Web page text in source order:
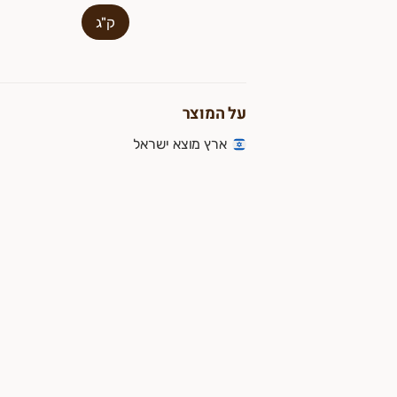
ק"ג
על המוצר
ארץ מוצא ישראל